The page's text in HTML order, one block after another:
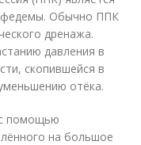
Обычно ППК
дренажа.
давления в
скопившейся в
отёка.
помощью
на большое